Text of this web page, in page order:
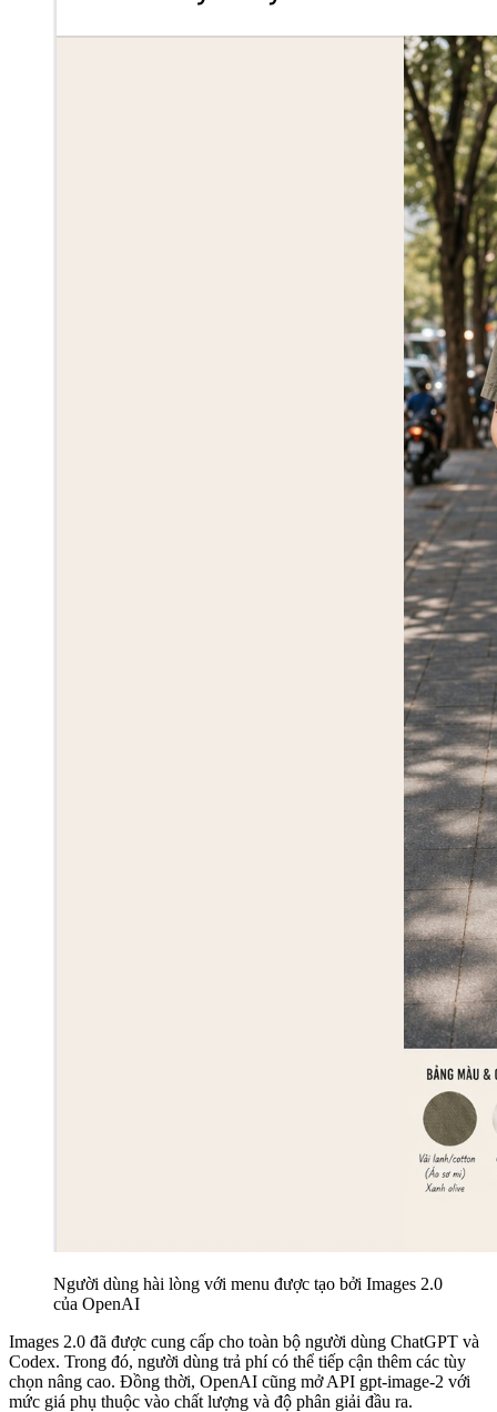
Người dùng hài lòng với menu được tạo bởi Images 2.0
của OpenAI
Images 2.0 đã được cung cấp cho toàn bộ người dùng ChatGPT và
Codex. Trong đó, người dùng trả phí có thể tiếp cận thêm các tùy
chọn nâng cao. Đồng thời, OpenAI cũng mở API gpt-image-2 với
mức giá phụ thuộc vào chất lượng và độ phân giải đầu ra.